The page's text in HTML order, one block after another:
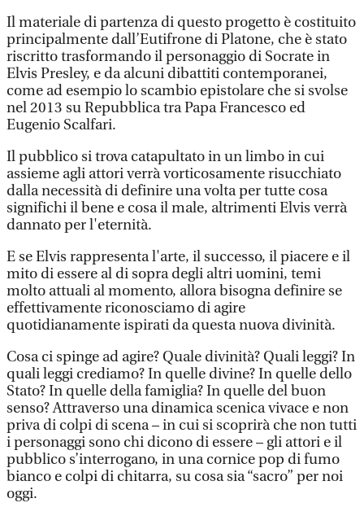
Il materiale di partenza di questo progetto è costituito
principalmente dall’Eutifrone di Platone, che è stato
riscritto trasformando il personaggio di Socrate in
Elvis Presley, e da alcuni dibattiti contemporanei,
come ad esempio lo scambio epistolare che si svolse
nel 2013 su Repubblica tra Papa Francesco ed
Eugenio Scalfari.
Il pubblico si trova catapultato in un limbo in cui
assieme agli attori verrà vorticosamente risucchiato
dalla necessità di definire una volta per tutte cosa
significhi il bene e cosa il male, altrimenti Elvis verrà
dannato per l'eternità.
E se Elvis rappresenta l'arte, il successo, il piacere e il
mito di essere al di sopra degli altri uomini, temi
molto attuali al momento, allora bisogna definire se
effettivamente riconosciamo di agire
quotidianamente ispirati da questa nuova divinità.
Cosa ci spinge ad agire? Quale divinità? Quali leggi? In
quali leggi crediamo? In quelle divine? In quelle dello
Stato? In quelle della famiglia? In quelle del buon
senso? Attraverso una dinamica scenica vivace e non
priva di colpi di scena – in cui si scoprirà che non tutti
i personaggi sono chi dicono di essere – gli attori e il
pubblico s’interrogano, in una cornice pop di fumo
bianco e colpi di chitarra, su cosa sia “sacro” per noi
oggi.